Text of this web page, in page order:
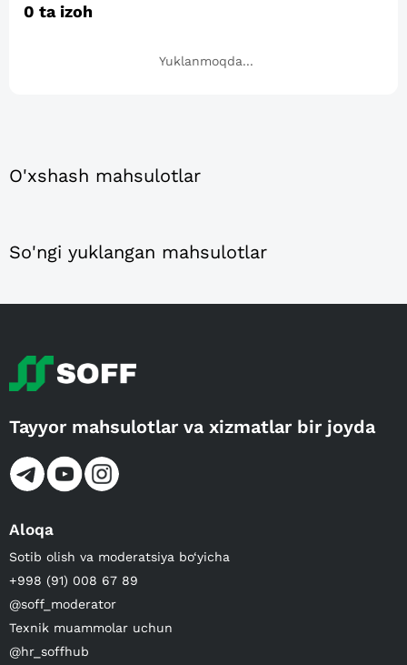
0 ta izoh
Yuklanmoqda...
O'xshash mahsulotlar
So'ngi yuklangan mahsulotlar
Tayyor mahsulotlar va xizmatlar bir joyda
Aloqa
Sotib olish va moderatsiya bo‘yicha
+998 (91) 008 67 89
@soff_moderator
Texnik muammolar uchun
@hr_soffhub